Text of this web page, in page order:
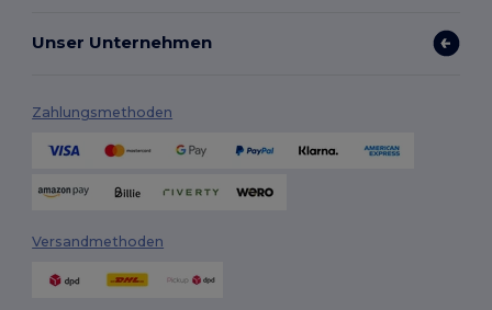
Unser Unternehmen
Zahlungsmethoden
Versandmethoden